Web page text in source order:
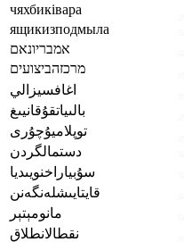
чяхбиківара
ящикизподмыла
אמבריונאם
מרכזהביצועים
اغافسيزالي
بالىياتقۇقانيىغ
توپلاميۇچۇرى
دستمالگردن
سۇبياراخنويىديا
قايتايىشلەنگەنن
مانومېتېر
نقطالانطلاق